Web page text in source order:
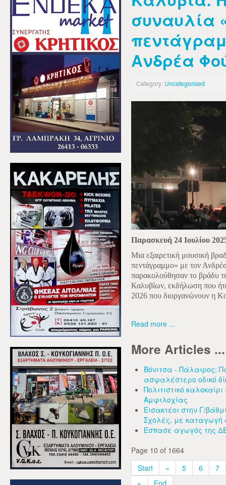
συναυλία
Ανδρέα
Category: Uncategorised
Παρασκευή 24 Ιουλίου
Μια εξαιρετική μουσική
πεντάγραμμο» με τον
παρακολούθησαν το βράδυ
Καλυβίων, εκδήλωση που
2026 που διοργανώνουν η
Read more ...
More Articles ...
Βόνιτσα - Πάλαιρος:
ασφαλέστερο οδικό
Πολιτιστικό
Αμφιλοχίας
Εισακτέοι στην Γ/
Σχολές, με καταγωγή
Έσπασε αγωγός της
Page 10 of 1664
Start
« 5 6
7